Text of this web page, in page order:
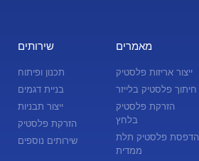
שירותים
תכנון ופיתוח
בניית דגמים
ייצור תבניות
הזרקת פלסטיק
שירותים נוספים
מאמרים
ייצור אריזות פלסטיק
חיתוך פלסטיק בלייזר
הזרקת פלסטיק
בלחץ
הדפסת פלסטיק תלת
ממדית